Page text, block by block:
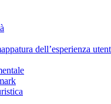
dell’esperienza